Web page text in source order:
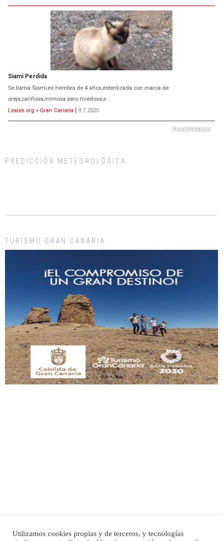
Siami Perdida
Se llama Siami,es hembra de 4 años,esterilizada con marca de
oreja,cariñosa,mimosa pero miedosa,e...
Leales.org » Gran Canaria | 9.7.2025
días, ella incluida...
Gato manso encontrado
Este gato macho ha aparecido en la calle hace menos de un mes, es muy
manso y extremadamente cari...
Leales.org » Gran Canaria | 9.7.2025
SHIBA PERDIDO AVDA JOSE MESA Y LOPEZ
PREDICCIÓN METEOROLÓGICA
TURISMO GRAN CANARIA
Utilizamos cookies propias y de terceros, y tecnologías